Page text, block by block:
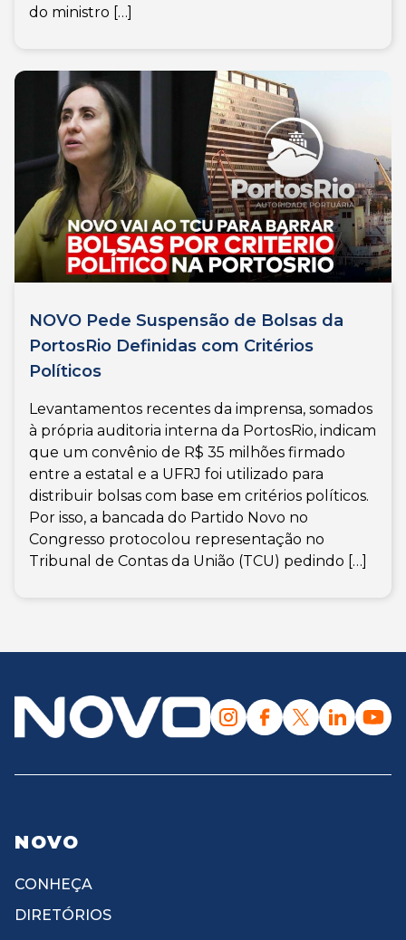
do ministro […]
NOVO Pede Suspensão de Bolsas da
PortosRio Definidas com Critérios
Políticos
Levantamentos recentes da imprensa, somados
à própria auditoria interna da PortosRio, indicam
que um convênio de R$ 35 milhões firmado
entre a estatal e a UFRJ foi utilizado para
distribuir bolsas com base em critérios políticos.
Por isso, a bancada do Partido Novo no
Congresso protocolou representação no
Tribunal de Contas da União (TCU) pedindo […]
NOVO
CONHEÇA
DIRETÓRIOS